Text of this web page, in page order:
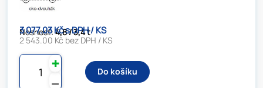
Nosnost:4,8 / 3,4 t
3 077.03 Kč s DPH / KS
2 543.00 Kč bez DPH / KS
⚊
✚
Do košíku